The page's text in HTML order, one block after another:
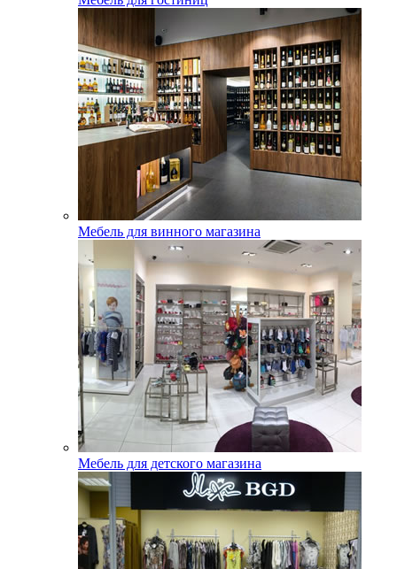
Мебель для винного магазина
Мебель для детского магазина